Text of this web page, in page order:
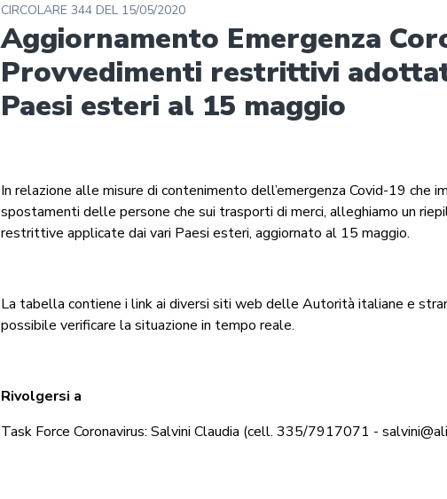
CIRCOLARE 344 DEL 15/05/2020
Aggiornamento Emergenza
Provvedimenti restrittivi
Paesi esteri al 15 maggio
In relazione alle misure di contenimento dell’emergenza Covid-19 che
spostamenti delle persone che sui trasporti di merci, alleghiamo un
restrittive applicate dai vari Paesi esteri, aggiornato al 15 maggio.
La tabella contiene i link ai diversi siti web delle Autorità italiane e
possibile verificare la situazione in tempo reale.
Rivolgersi a
Task Force Coronavirus: Salvini Claudia (cell. 335/7917071 -